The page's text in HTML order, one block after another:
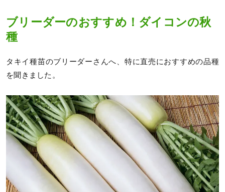
ブリーダーのおすすめ！ダイコンの秋
種
タキイ種苗のブリーダーさんへ、特に直売におすすめの品種
を聞きました。